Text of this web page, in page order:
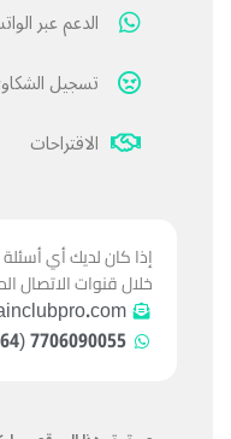
الدعم عبر
تسجيل
الاقتراحات
إذا كان لديك أي
خلال قنوات الاتصال
7706090055 (964+)